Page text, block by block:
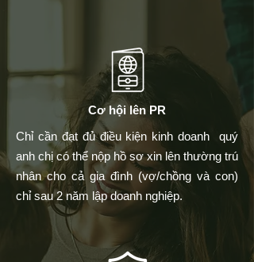
​Cơ hội lên PR
​Chỉ cần đạt đủ điều kiện kinh doanh quý
anh chị có thể nộp hồ sơ xin lên thường trú
nhân cho cả gia đình (vợ/chồng và con)
chỉ sau 2 năm lập doanh nghiệp.